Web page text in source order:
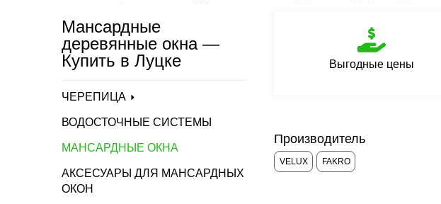
Мансардные
деревянные окна —
Купить в Луцке
ЧЕРЕПИЦА
ВОДОСТОЧНЫЕ СИСТЕМЫ
МАНСАРДНЫЕ ОКНА
АКСЕСУАРЫ ДЛЯ МАНСАРДНЫХ
ОКОН
Выгодные цены
Производитель
VELUX FAKRO